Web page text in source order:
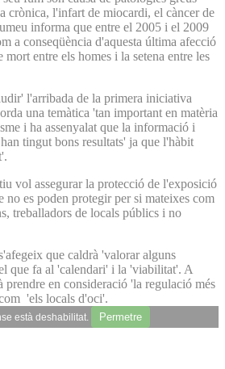
crònica, l'infart de miocardi, el càncer de
informa que entre el 2005 i el 2009
a conseqüència d'aquesta última afecció
mort entre els homes i la setena entre les
l'arribada de la primera iniciativa
una temàtica 'tan important en matèria
i ha assenyalat que la informació i
tingut bons resultats' ja que l'hàbit
vol assegurar la protecció de l'exposició
no es poden protegir per si mateixes com
treballadors de locals públics i no
que caldrà 'valorar alguns
que fa al 'calendari' i la 'viabilitat'. A
prendre en consideració 'la regulació més
'els locals d'oci'.
està deshabilitat. Permetre